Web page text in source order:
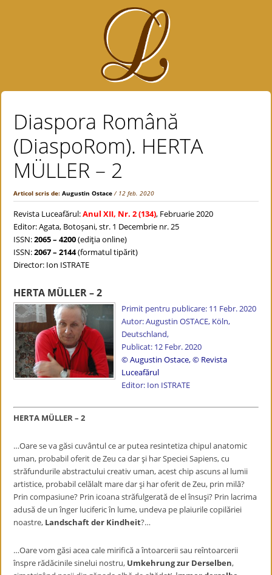
Diaspora Română
(DiaspoRom). HERTA
MÜLLER – 2
Articol scris de:Augustin Ostace / 12 feb. 2020
Revista Luceafărul:Anul XII, Nr. 2 (134), Februarie 2020
Editor: Agata, Botoșani, str. 1 Decembrie nr. 25
ISSN:2065 – 4200(ediţia online)
ISSN:2067 – 2144(formatul tipărit)
Director: Ion ISTRATE
HERTA MÜLLER – 2
Primit pentru publicare: 11 Febr. 2020
Autor:Augustin OSTACE, Köln,
Deutschland,
Publicat: 12 Febr. 2020
©Augustin Ostace,© Revista
Luceafărul
Editor: Ion ISTRATE
HERTA MÜLLER – 2
…Oare se va găsi cuvântul ce ar putea resintetiza chipul anatomic
uman, probabil oferit de Zeu ca dar şi har Speciei Sapiens, cu
străfundurile abstractului creativ uman, acest chip ascuns al lumii
artistice, probabil celălalt mare dar şi har oferit de Zeu, prin milă?
Prin compasiune? Prin icoana străfulgerată de el însuşi? Prin lacrima
adusă de un înger luciferic în lume, undeva pe plaiurile copilăriei
noastre, Landschaft der Kindheit?…
…Oare vom găsi acea cale mirifică a întoarcerii sau reîntoarcerii
înspre rădăcinile sinelui nostru, Umkehrung zur Derselben,